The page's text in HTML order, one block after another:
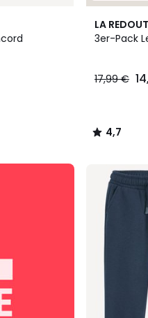
LA
3er-Pack
17,99 €
4,7
/ 5
4,7
/